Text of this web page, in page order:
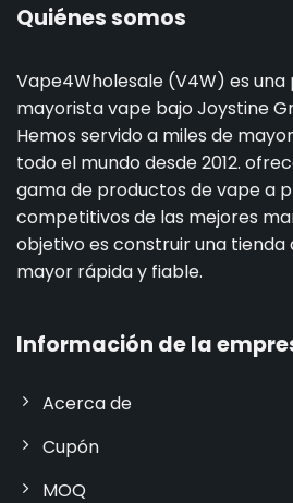
Quiénes somos
Vape4Wholesale (V4W) es
mayorista vape bajo Joystine
Hemos servido a miles de
todo el mundo desde 2012.
gama de productos de vape a
competitivos de las mejores
objetivo es construir una tienda
mayor rápida y fiable.
Información de la
Acerca de
Cupón
MOQ